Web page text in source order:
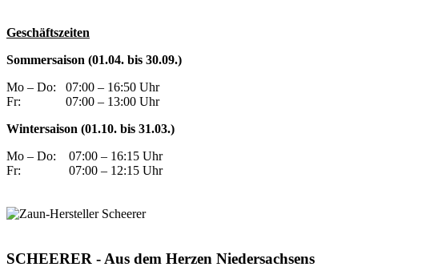
Geschäftszeiten
Sommersaison (01.04. bis 30.09.)
Mo – Do:
07:00 – 16:50 Uhr
Fr:
07:00 – 13:00 Uhr
Wintersaison (01.10. bis 31.03.)
Mo – Do:
07:00 – 16:15 Uhr
Fr:
07:00 – 12:15 Uhr
SCHEERER - Aus dem Herzen Niedersachsens